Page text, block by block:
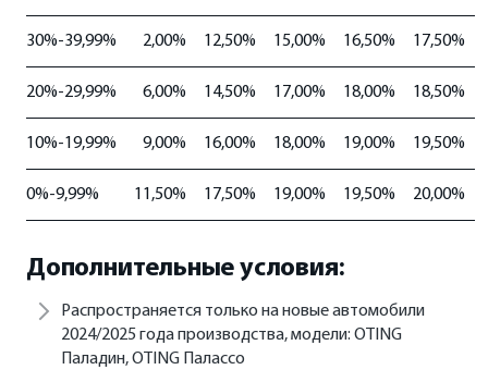
30%-39,99% 2,00% 12,50% 15,00% 16,50% 17,50%
20%-29,99% 6,00% 14,50% 17,00% 18,00% 18,50%
10%-19,99% 9,00% 16,00% 18,00% 19,00% 19,50%
0%-9,99% 11,50% 17,50% 19,00% 19,50% 20,00%
Дополнительные условия:
Распространяется только на новые автомобили
2024/2025 года производства, модели: OTING
Паладин, OTING Палассо